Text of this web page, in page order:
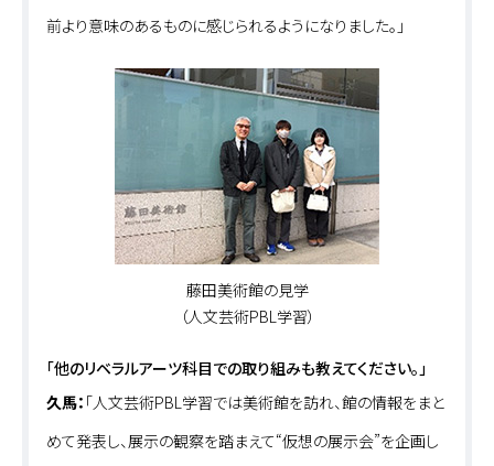
前より意味のあるものに感じられるようになりました。」
藤田美術館の見学
（人文芸術PBL学習）
「他のリベラルアーツ科目での取り組みも教えてください。」
久馬： 「人文芸術PBL学習では美術館を訪れ、館の情報をまと
めて発表し、展示の観察を踏まえて“仮想の展示会”を企画し